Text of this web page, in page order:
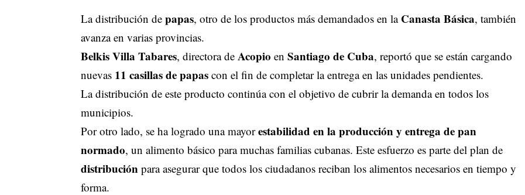
La distribución de papas, otro de los productos más demandados en la Canasta Básica, también
avanza en varias provincias.
Belkis Villa Tabares, directora de Acopio en Santiago de Cuba, reportó que se están cargando
nuevas 11 casillas de papascon el fin de completar la entrega en las unidades pendientes.
La distribución de este producto continúa con el objetivo de cubrir la demanda en todos los
municipios.
Por otro lado, se ha logrado una mayorestabilidad en la producción y entrega de pan
normado, un alimento básico para muchas familias cubanas. Este esfuerzo es parte del plan de
distribución para asegurar que todos los ciudadanos reciban los alimentos necesarios en tiempo y
forma.